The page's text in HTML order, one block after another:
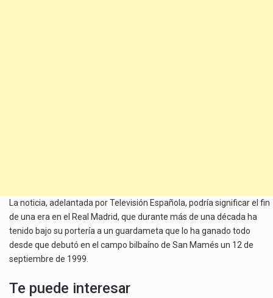
La noticia, adelantada por Televisión Española, podría significar el fin
de una era en el Real Madrid, que durante más de una década ha
tenido bajo su portería a un guardameta que lo ha ganado todo
desde que debutó en el campo bilbaíno de San Mamés un 12 de
septiembre de 1999.
Te puede interesar